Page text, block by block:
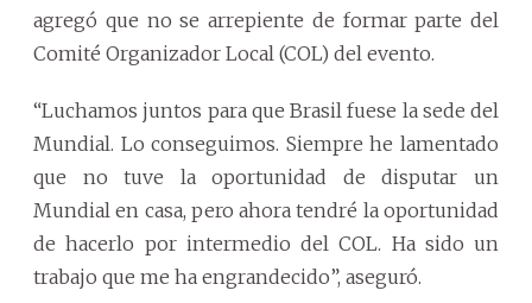
agregó que no se arrepiente de formar parte del
Comité Organizador Local (COL) del evento.
“Luchamos juntos para que Brasil fuese la sede del
Mundial. Lo conseguimos. Siempre he lamentado
que no tuve la oportunidad de disputar un
Mundial en casa, pero ahora tendré la oportunidad
de hacerlo por intermedio del COL. Ha sido un
trabajo que me ha engrandecido”, aseguró.